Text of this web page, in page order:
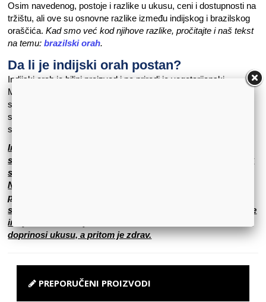
Osim navedenog, postoje i razlike u ukusu, ceni i dostupnosti na
tržištu, ali ove su osnovne razlike između indijskog i brazilskog
oraščića.Kad smo već kod njihove razlike, pročitajte i naš tekst
na temu:brazilski orah.
Da li je indijski orah postan?
Indijski orah je biljni proizvod i po prirodi je vegetarijanski.
Međutim, kao i sa svakom hranom, može biti kontaminiran sa
sastojcima životinjskog porekla tokom prerade ili pripreme,
stoga je važno pažljivo proveriti deklaraciju proizvoda ako se
strogo pridržavate veganske ili vegetarijanske ishrane.
Indijski orah se koristi u raznim kulinarskim receptima, od
slanih jela do slatkiša. Takođe se može koristiti kao dodatak
salatama, kašama, smutijima ili kao zdrava grickalica.
Njegova visoka nutritivna vrednost i bogat ukus čine ga
popularnim izborom za održavanje zdrave ishrane. Ukoliko
se zdravo hranite ili se trudite da se zdravije hranite, unesite
indijski orha u svoju ishranu ako već niste. Osetićete koliko
doprinosi ukusu, a pritom je zdrav.
PREPORUČENI PROIZVODI